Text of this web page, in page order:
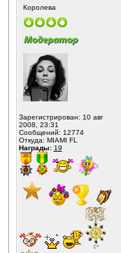
Королева
Зарегистрирован: 10 авг
2008, 23:31
Сообщений: 12774
Откуда: MIAMI FL
Награды: 19